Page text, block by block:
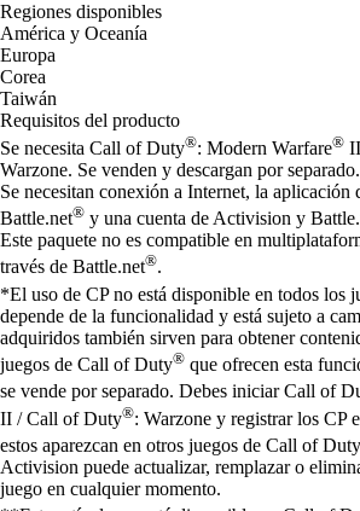
Regiones disponibles
América y Oceanía
Europa
Corea
Taiwán
Requisitos del producto
Se necesita Call of Duty®: Modern Warfare®
Warzone. Se venden y descargan por separado.
Se necesitan conexión a Internet, la aplicación
Battle.net® y una cuenta de Activision y
Este paquete no es compatible en
través de Battle.net®.
*El uso de CP no está disponible en todos los
depende de la funcionalidad y está sujeto a
adquiridos también sirven para obtener
juegos de Call of Duty® que ofrecen esta
se vende por separado. Debes iniciar Call of
II / Call of Duty®: Warzone y registrar los CP
estos aparezcan en otros juegos de Call of Duty
Activision puede actualizar, remplazar o
juego en cualquier momento.